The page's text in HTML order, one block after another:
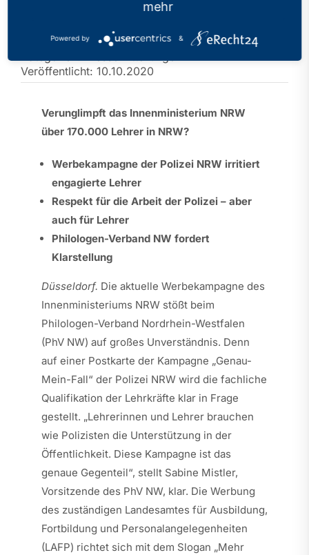
Polizei NRW
Veröffentlicht: 10.10.2020
Verunglimpft das Innenministerium NRW
über 170.000 Lehrer in NRW?
Werbekampagne der Polizei NRW irritiert
engagierte Lehrer
Respekt für die Arbeit der Polizei – aber
auch für Lehrer
Philologen-Verband NW fordert
Klarstellung
Düsseldorf. Die aktuelle Werbekampagne des
Innenministeriums NRW stößt beim
Philologen-Verband Nordrhein-Westfalen
(PhV NW) auf großes Unverständnis. Denn
auf einer Postkarte der Kampagne „Genau-
Mein-Fall“ der Polizei NRW wird die fachliche
Qualifikation der Lehrkräfte klar in Frage
gestellt. „Lehrerinnen und Lehrer brauchen
wie Polizisten die Unterstützung in der
Öffentlichkeit. Diese Kampagne ist das
genaue Gegenteil“, stellt Sabine Mistler,
Vorsitzende des PhV NW, klar. Die Werbung
des zuständigen Landesamtes für Ausbildung,
Fortbildung und Personalangelegenheiten
(LAFP) richtet sich mit dem Slogan „Mehr
mehr
Powered by &